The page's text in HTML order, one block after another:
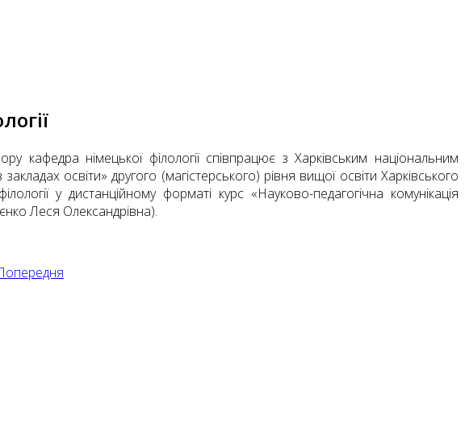
кафедра німецької філології співпрацює з Харківським національним
освіти» другого (магістерського) рівня вищої освіти Харківського
у дистанційному форматі курс «Науково-педагогічна комунікація
Леся Олександрівна).